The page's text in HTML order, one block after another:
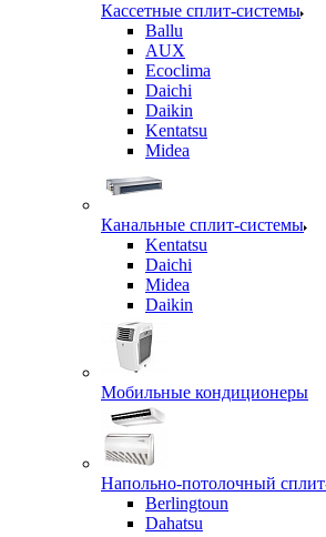
Кассетные сплит-системы
Ballu
AUX
Ecoclima
Daichi
Daikin
Kentatsu
Midea
Канальные сплит-системы
Kentatsu
Daichi
Midea
Daikin
Мобильные кондиционеры
Напольно-потолочный
Berlingtoun
Dahatsu